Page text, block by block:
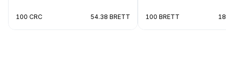
100 CRC 54.38 BRETT 100 BRETT